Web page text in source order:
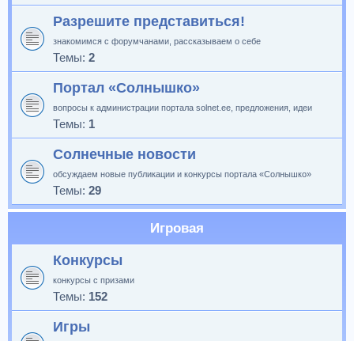
Разрешите представиться!
знакомимся с форумчанами, рассказываем о себе
Темы: 2
Портал «Солнышко»
вопросы к администрации портала solnet.ee, предложения, идеи
Темы: 1
Солнечные новости
обсуждаем новые публикации и конкурсы портала «Солнышко»
Темы: 29
Игровая
Конкурсы
конкурсы с призами
Темы: 152
Игры